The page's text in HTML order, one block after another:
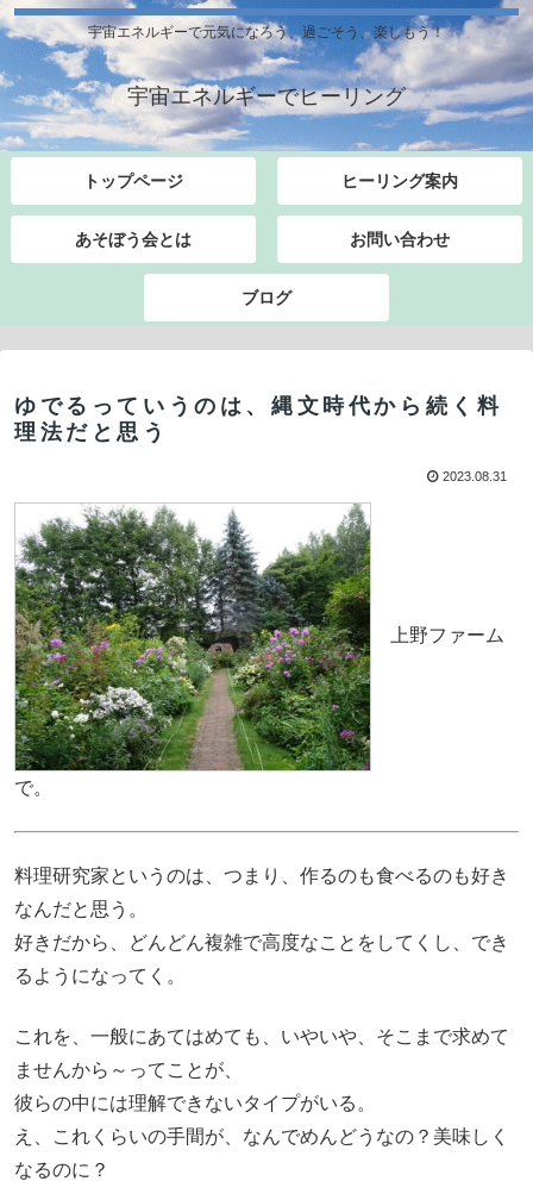
宇宙エネルギーで元気になろう、過ごそう、楽しもう！
宇宙エネルギーでヒーリング
トップページ ヒーリング案内
あそぼう会とは お問い合わせ
ブログ
ゆでるっていうのは、縄文時代から続く料
理法だと思う
2023.08.31
上野ファーム
で。
料理研究家というのは、つまり、作るのも食べるのも好き
なんだと思う。
好きだから、どんどん複雑で高度なことをしてくし、でき
るようになってく。
これを、一般にあてはめても、いやいや、そこまで求めて
ませんから～ってことが、
彼らの中には理解できないタイプがいる。
え、これくらいの手間が、なんでめんどうなの？美味しく
なるのに？